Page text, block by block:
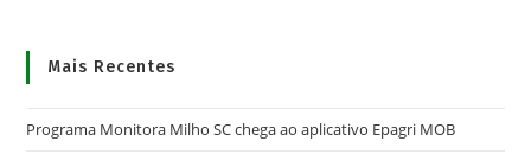
Mais Recentes
Programa Monitora Milho SC chega ao aplicativo Epagri MOB